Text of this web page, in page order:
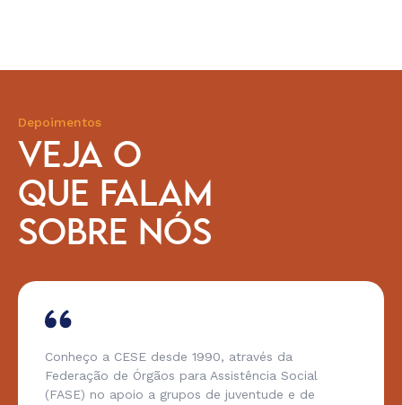
Depoimentos
VEJA O
QUE FALAM
SOBRE NÓS
Conheço a CESE desde 1990, através da
Federação de Órgãos para Assistência Social
(FASE) no apoio a grupos de juventude e de